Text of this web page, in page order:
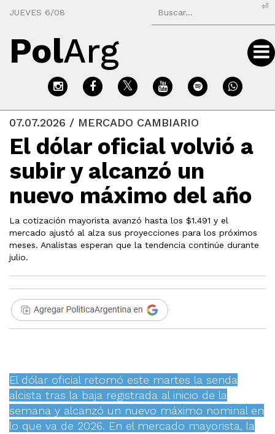
JUEVES 6/08
⏎
PolArg
07.07.2026 / MERCADO CAMBIARIO
El dólar oficial volvió a
subir y alcanzó un
nuevo máximo del año
La cotización mayorista avanzó hasta los $1.491 y el
mercado ajustó al alza sus proyecciones para los próximos
meses. Analistas esperan que la tendencia continúe durante
julio.
El dólar oficial retomó este martes la senda
alcista tras la baja registrada al inicio de la
semana y alcanzó un nuevo máximo nominal en
lo que va de 2026. En el mercado mayorista, la